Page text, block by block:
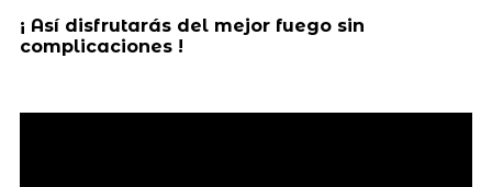
¡ Así disfrutarás del mejor fuego sin
complicaciones !